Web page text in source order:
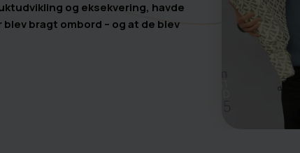
og eksekvering, havde
bragt ombord – og at de blev